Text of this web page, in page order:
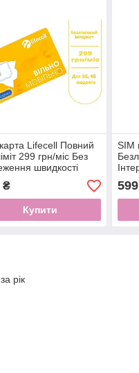
Lifecell Повний
299 грн/міс Без
швидкості
рахунку)
₴
Купити
SIM
599
рік